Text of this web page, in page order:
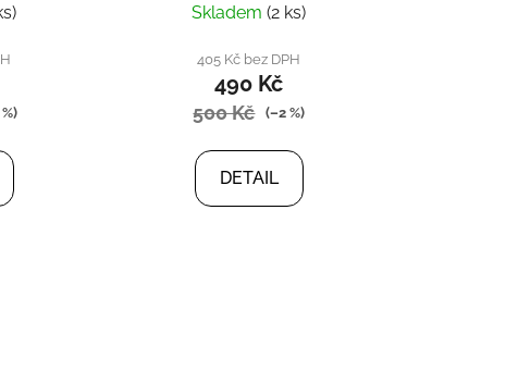
Skladem(2 ks)
405 Kč bez DPH
490 Kč
500 Kč (–2 %)
DETAIL